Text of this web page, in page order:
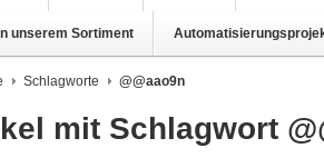
unserem Sortiment
Schlagworte @@aao9n
mit Schlagwort